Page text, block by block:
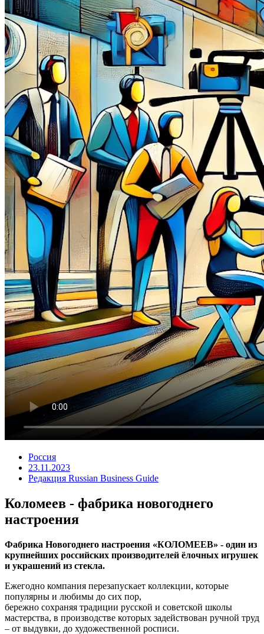
Россия
23.11.2023
Редакция Russian Business Guide
Коломеев - фабрика новогоднего
настроения
Фабрика Новогоднего настроения «КОЛОМЕЕВ» - один из
крупнейших российских производителей ёлочных игрушек
и украшений из стекла.
Ежегодно компания перезапускает коллекции, которые
популярны и любимы до сих пор,
бережно сохраняя традиции русской и советской школы
мастерства, в производстве которых задействован ручной труд
– от выдувки, до художественной росписи.